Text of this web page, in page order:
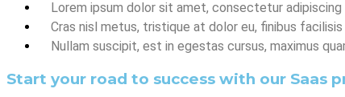
Lorem ipsum dolor sit amet, consectetur adipiscing
Cras nisl metus, tristique at dolor eu, finibus
Nullam suscipit, est in egestas cursus, maximus
Start your road to success with our Saas